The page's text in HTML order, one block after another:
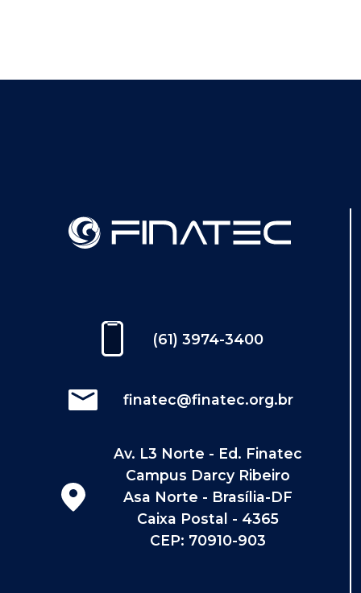
(61) 3974-3400
finatec@finatec.org.br
Av. L3 Norte - Ed. Finatec
Campus Darcy Ribeiro
Asa Norte - Brasília-DF
Caixa Postal - 4365
CEP: 70910-903